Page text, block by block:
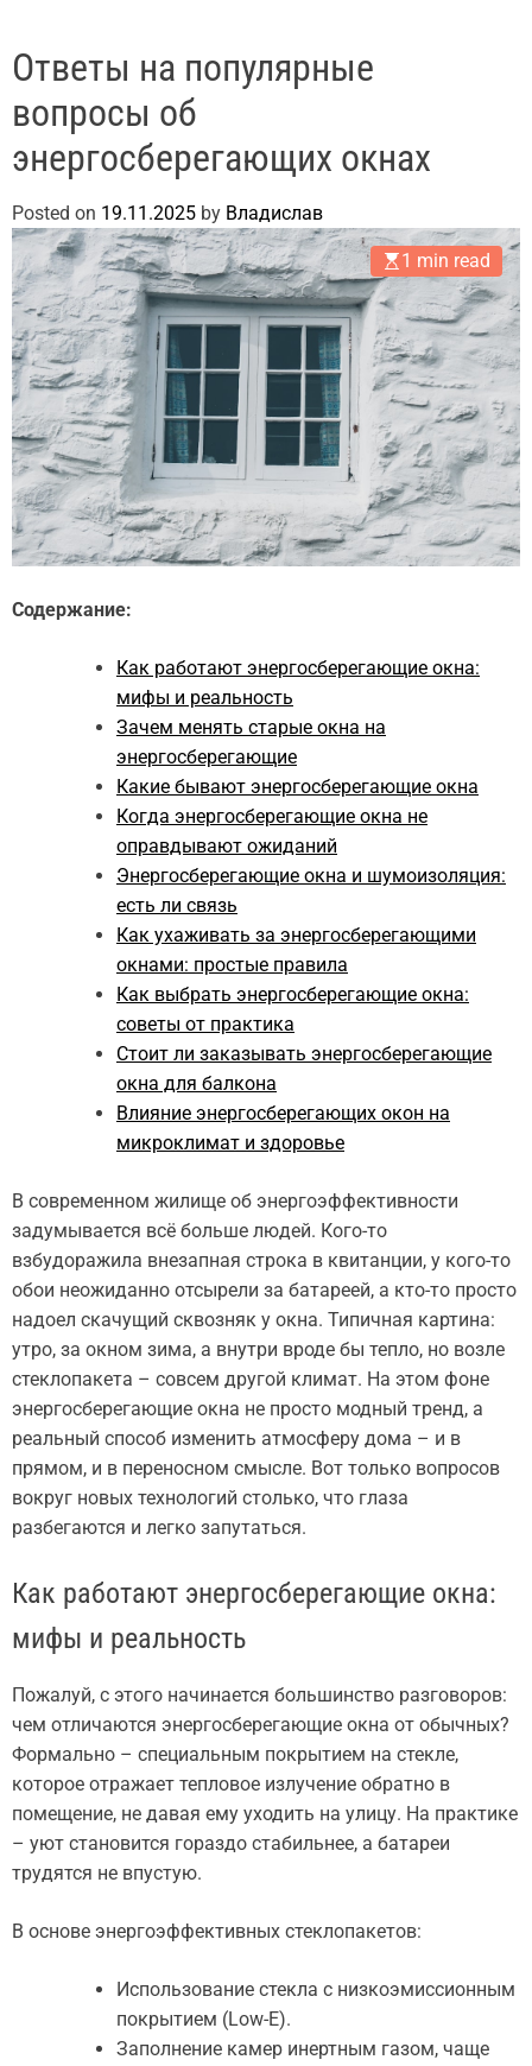
Ответы на популярные
вопросы об
энергосберегающих окнах
Posted on 19.11.2025 by Владислав
1 min read
Содержание:
Как работают энергосберегающие окна:
мифы и реальность
Зачем менять старые окна на
энергосберегающие
Какие бывают энергосберегающие окна
Когда энергосберегающие окна не
оправдывают ожиданий
Энергосберегающие окна и шумоизоляция:
есть ли связь
Как ухаживать за энергосберегающими
окнами: простые правила
Как выбрать энергосберегающие окна:
советы от практика
Стоит ли заказывать энергосберегающие
окна для балкона
Влияние энергосберегающих окон на
микроклимат и здоровье
В современном жилище об энергоэффективности
задумывается всё больше людей. Кого-то
взбудоражила внезапная строка в квитанции, у кого-то
обои неожиданно отсырели за батареей, а кто-то просто
надоел скачущий сквозняк у окна. Типичная картина:
утро, за окном зима, а внутри вроде бы тепло, но возле
стеклопакета – совсем другой климат. На этом фоне
энергосберегающие окна не просто модный тренд, а
реальный способ изменить атмосферу дома – и в
прямом, и в переносном смысле. Вот только вопросов
вокруг новых технологий столько, что глаза
разбегаются и легко запутаться.
Как работают энергосберегающие окна:
мифы и реальность
Пожалуй, с этого начинается большинство разговоров:
чем отличаются энергосберегающие окна от обычных?
Формально – специальным покрытием на стекле,
которое отражает тепловое излучение обратно в
помещение, не давая ему уходить на улицу. На практике
– уют становится гораздо стабильнее, а батареи
трудятся не впустую.
В основе энергоэффективных стеклопакетов:
Использование стекла с низкоэмиссионным
покрытием (Low-E).
Заполнение камер инертным газом, чаще